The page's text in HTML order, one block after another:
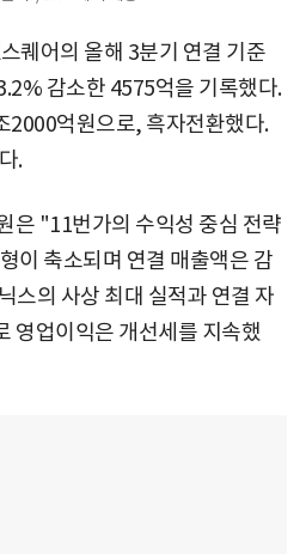
퀘어의 올해 3분기 연결 기준
감소한 4575억을 기록했다.
2000억원으로, 흑자전환했다.
.
은 "11번가의 수익성 중심 전략
이 축소되며 연결 매출액은 감
스의 사상 최대 실적과 연결 자
영업이익은 개선세를 지속했